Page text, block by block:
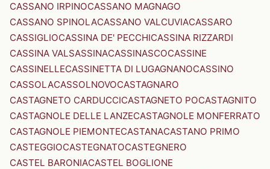
CASSANO IRPINOCASSANO MAGNAGO
CASSANO SPINOLACASSANO VALCUVIACASSARO
CASSIGLIOCASSINA DE' PECCHICASSINA RIZZARDI
CASSINA VALSASSINACASSINASCOCASSINE
CASSINELLECASSINETTA DI LUGAGNANOCASSINO
CASSOLACASSOLNOVOCASTAGNARO
CASTAGNETO CARDUCCICASTAGNETO POCASTAGNITO
CASTAGNOLE DELLE LANZECASTAGNOLE MONFERRATO
CASTAGNOLE PIEMONTECASTANACASTANO PRIMO
CASTEGGIOCASTEGNATOCASTEGNERO
CASTEL BARONIACASTEL BOGLIONE